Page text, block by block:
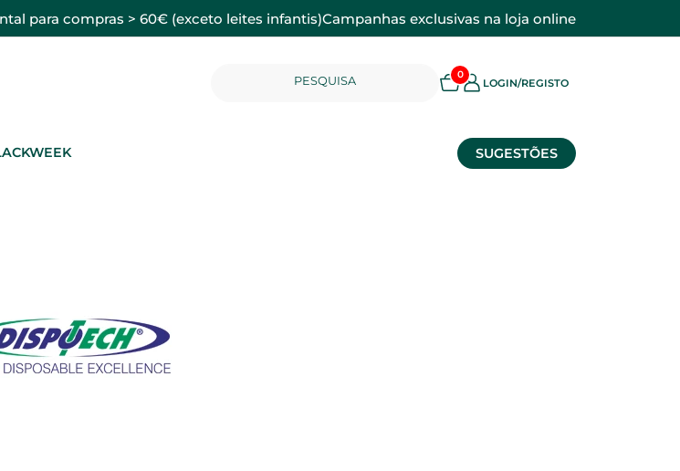
para compras > 60€ (exceto leites infantis)Campanhas exclusivas na loja online
PESQUISA 0
LOGIN/REGISTO
SUGESTÕES